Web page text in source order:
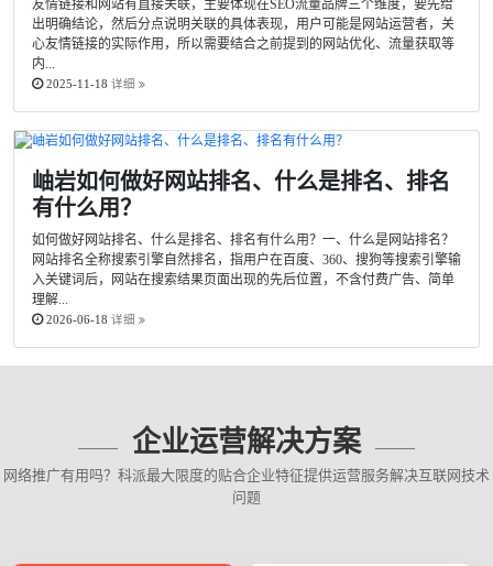
友情链接和网站有直接关联，主要体现在SEO流量品牌三个维度，要先给
出明确结论，然后分点说明关联的具体表现，用户可能是网站运营者，关
心友情链接的实际作用，所以需要结合之前提到的网站优化、流量获取等
内...
2025-11-18 详细
岫岩如何做好网站排名、什么是排名、排名
有什么用？
如何做好网站排名、什么是排名、排名有什么用？一、什么是网站排名？
网站排名全称搜索引擎自然排名，指用户在百度、360、搜狗等搜索引擎输
入关键词后，网站在搜索结果页面出现的先后位置，不含付费广告、简单
理解...
2026-06-18 详细
企业运营解决方案
网络推广有用吗？科派最大限度的贴合企业特征提供运营服务解决互联网技术
问题